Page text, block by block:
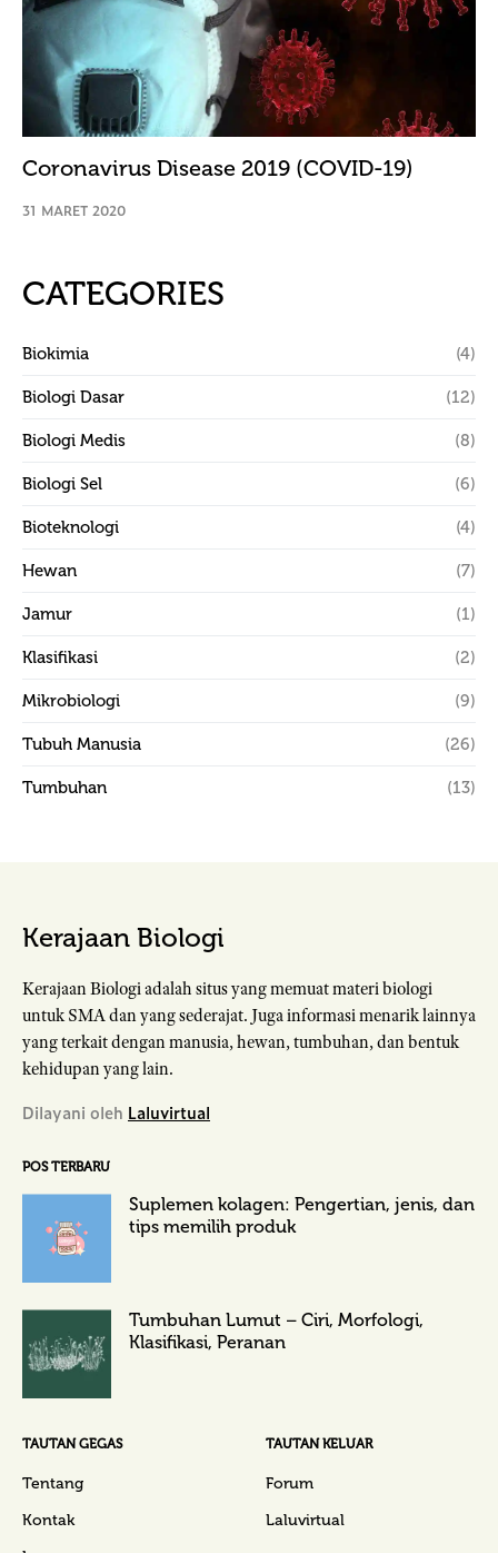
Coronavirus Disease 2019 (COVID-19)
31 MARET 2020
CATEGORIES
Biokimia (4)
Biologi Dasar (12)
Biologi Medis (8)
Biologi Sel (6)
Bioteknologi (4)
Hewan (7)
Jamur (1)
Klasifikasi (2)
Mikrobiologi (9)
Tubuh Manusia (26)
Tumbuhan (13)
Kerajaan Biologi
Kerajaan Biologi adalah situs yang memuat materi biologi
untuk SMA dan yang sederajat. Juga informasi menarik lainnya
yang terkait dengan manusia, hewan, tumbuhan, dan bentuk
kehidupan yang lain.
Dilayani oleh Laluvirtual
POS TERBARU
Suplemen kolagen: Pengertian, jenis, dan
tips memilih produk
Tumbuhan Lumut – Ciri, Morfologi,
Klasifikasi, Peranan
TAUTAN GEGAS
Tentang
Kontak
TAUTAN KELUAR
Forum
Laluvirtual